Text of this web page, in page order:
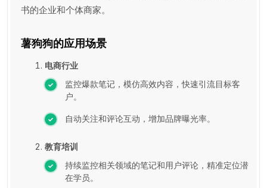
书的企业和个体商家。
薯狗狗的应用场景
电商行业
监控爆款笔记，模仿高效内容，快速引流目标客
户。
自动关注和评论互动，增加品牌曝光率。
教育培训
持续监控相关领域的笔记和用户评论，精准定位潜
在学员。